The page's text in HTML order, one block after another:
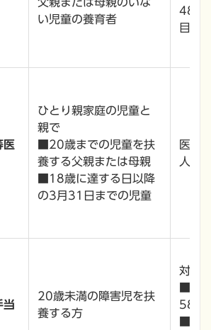
い児童の養育者
目以
医
ひとり親家庭の児童と
親で
■20歳までの児童を扶
養する父親または母親
■18歳に達する日以降
の3月31日までの児童
医療
人負
当
20歳未満の障害児を扶
養する方
対象